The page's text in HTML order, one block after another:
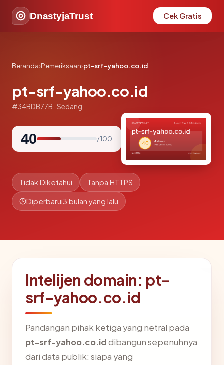
DnastyjaTrust Cek Gratis
Beranda›Pemeriksaan›pt-srf-yahoo.co.id
pt-srf-yahoo.co.id
#34BDB77B · Sedang
40 / 100
Tidak Diketahui Tanpa HTTPS
Diperbarui3 bulan yang lalu
Intelijen domain: pt-
srf-yahoo.co.id
Pandangan pihak ketiga yang netral pada
pt-srf-yahoo.co.iddibangun sepenuhnya
dari data publik: siapa yang